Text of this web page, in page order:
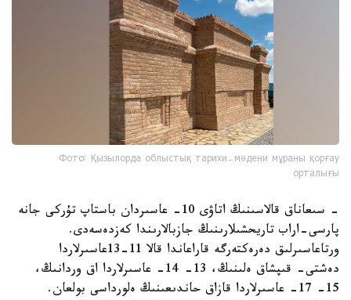
Фото: Қызылорда облыстық тарихи-мәдени мұраны қорғау
орталығы
- سىعاناق قالاسىنىڭ اتاۋى 10- عاسىردان باستاپ تۇركى جانە
پارسى-اراب تاريحشىلارىنىڭ جازبالارىندا كەزدەسەدى.
ورتاعاسىرلىق دەرەكتەرگە قاراعاندا قالا 11-13عاسىرلاردا
دەشتى- قىپشاق ەلىنىڭ، 13- 14- عاسىرلاردا اق وردانىڭ،
15- 17- عاسىرلاردا قازاق حاندىعىنىڭ ەلورداسى بولعان.